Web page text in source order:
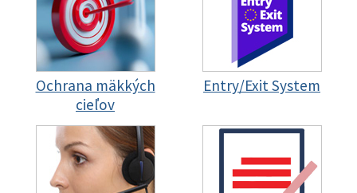
Ochrana mäkkých
cieľov
Entry/Exit System